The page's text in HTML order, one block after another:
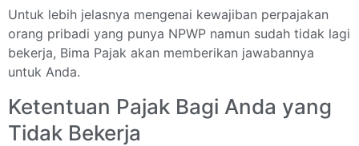
Untuk lebih jelasnya mengenai kewajiban perpajakan
orang pribadi yang punya NPWP namun sudah tidak lagi
bekerja, Bima Pajak akan memberikan jawabannya
untuk Anda.
Ketentuan Pajak Bagi Anda yang
Tidak Bekerja